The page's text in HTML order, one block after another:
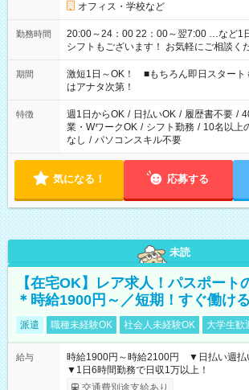
オフィス・学校など
勤務時間
20:00～24：00 22：00～翌7:00 …など1日4時
シフトもございます！ お気軽にご相談く
期間
激短1日～OK！ ■もちろん即日スター
はアナタ次第！
特徴 週1日からOK / 日払いOK / 履歴書不要 /
業・WワークOK / シフト勤務 / 10名以上
なし / パソコンスキル不要
気になる！ 応募する
未読
【在宅OK】レア求人！パスポート
＊時給1900円～／短期！すぐ働ける
派遣 職種未経験OK 社会人未経験OK 大学生歓
給与
時給1900円～時給2100円 ▼日払い週
▼1日6時間勤務で日収1万以上！
交通費別途支給あり